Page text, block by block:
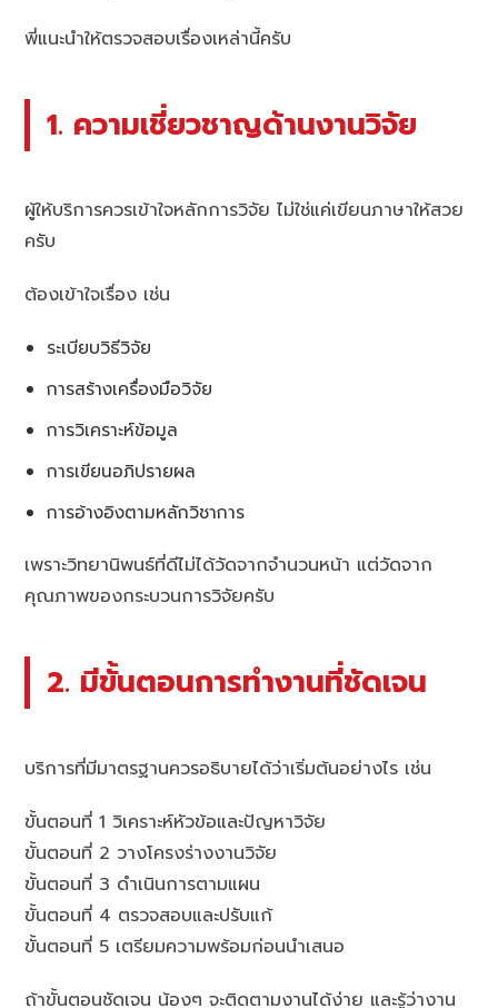
พี่แนะนำให้ตรวจสอบเรื่องเหล่านี้ครับ
1. ความเชี่ยวชาญด้านงานวิจัย
ผู้ให้บริการควรเข้าใจหลักการวิจัย ไม่ใช่แค่เขียนภาษาให้สวย
ครับ
ต้องเข้าใจเรื่อง เช่น
ระเบียบวิธีวิจัย
การสร้างเครื่องมือวิจัย
การวิเคราะห์ข้อมูล
การเขียนอภิปรายผล
การอ้างอิงตามหลักวิชาการ
เพราะวิทยานิพนธ์ที่ดีไม่ได้วัดจากจำนวนหน้า แต่วัดจาก
คุณภาพของกระบวนการวิจัยครับ
2. มีขั้นตอนการทำงานที่ชัดเจน
บริการที่มีมาตรฐานควรอธิบายได้ว่าเริ่มต้นอย่างไร เช่น
ขั้นตอนที่ 1 วิเคราะห์หัวข้อและปัญหาวิจัย
ขั้นตอนที่ 2 วางโครงร่างงานวิจัย
ขั้นตอนที่ 3 ดำเนินการตามแผน
ขั้นตอนที่ 4 ตรวจสอบและปรับแก้
ขั้นตอนที่ 5 เตรียมความพร้อมก่อนนำเสนอ
ถ้าขั้นตอนชัดเจน น้องๆ จะติดตามงานได้ง่าย และรู้ว่างาน